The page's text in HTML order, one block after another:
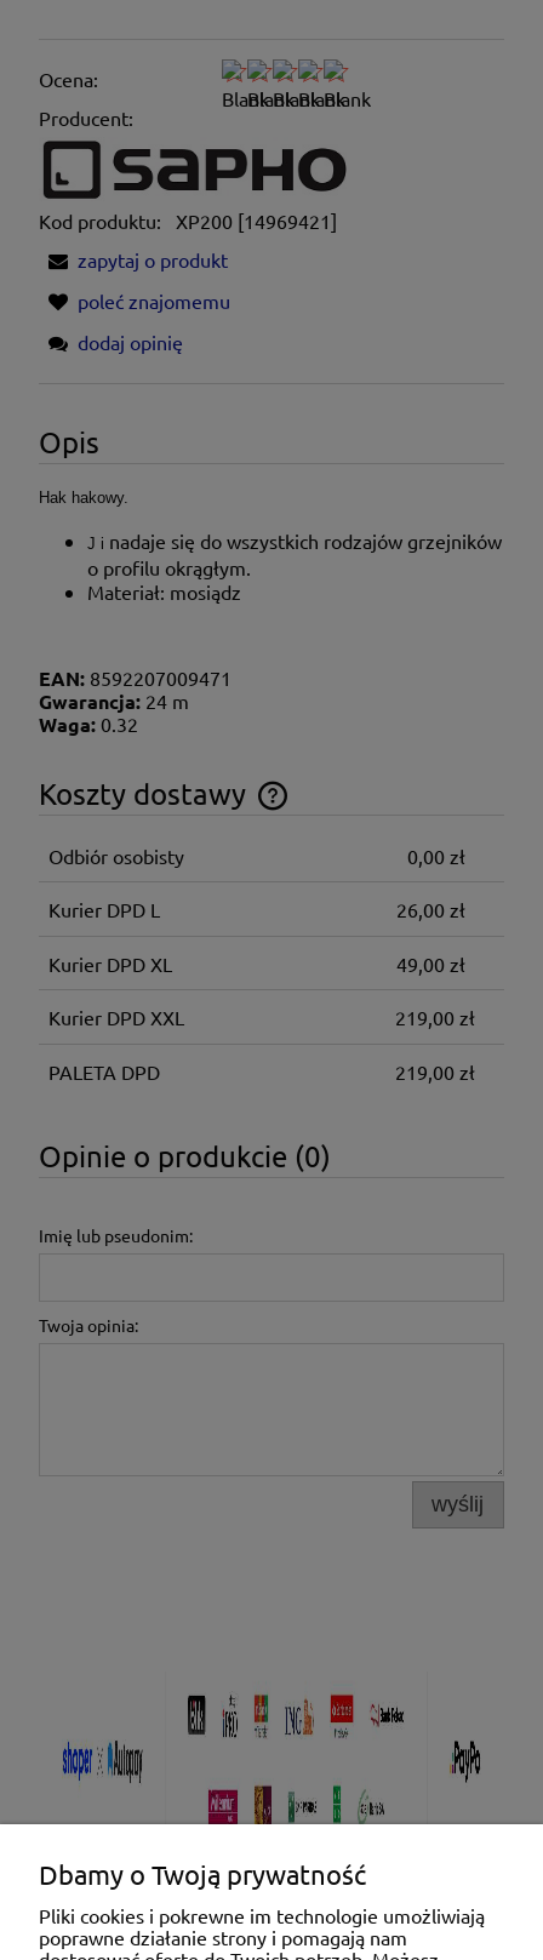
Ocena:
Producent:
Kod produktu:
XP200 [14969421]
zapytaj o produkt
poleć znajomemu
dodaj opinię
Opis
Hak hakowy.
J i nadaje się do wszystkich rodzajów grzejników
o profilu okrągłym.
Materiał: mosiądz
EAN: 8592207009471
Gwarancja: 24 m
Waga: 0.32
Koszty dostawy
Cena nie zawiera ewentualnych kosztów płatności
Odbiór osobisty 0,00 zł
Kurier DPD L 26,00 zł
Kurier DPD XL 49,00 zł
Kurier DPD XXL 219,00 zł
PALETA DPD 219,00 zł
Opinie o produkcie (0)
Imię lub pseudonim:
Twoja opinia:
wyślij
Pomoc
Dbamy o Twoją prywatność
Pliki cookies i pokrewne im technologie umożliwiają
poprawne działanie strony i pomagają nam